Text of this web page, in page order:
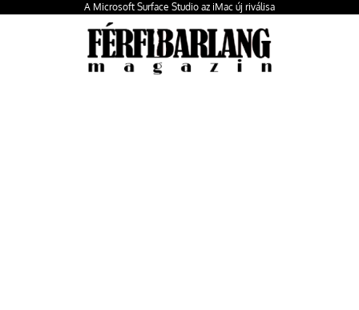
A Microsoft Surface Studio az iMac új riválisa